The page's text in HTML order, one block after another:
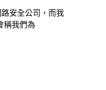
安全公司，而我
稱我們為